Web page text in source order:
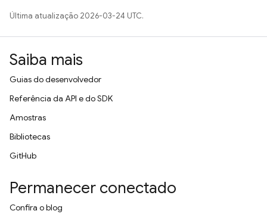
Última atualização 2026-03-24 UTC.
Saiba mais
Guias do desenvolvedor
Referência da API e do SDK
Amostras
Bibliotecas
GitHub
Permanecer conectado
Confira o blog